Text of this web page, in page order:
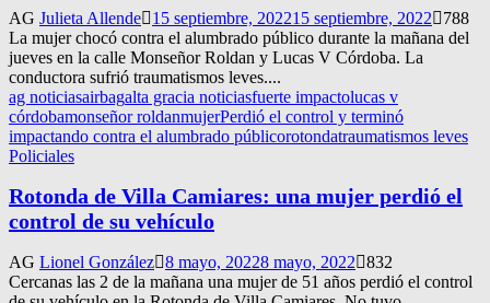
AG Julieta Allende 15 septiembre, 202215 septiembre, 2022
788
La mujer chocó contra el alumbrado público durante la mañana del
jueves en la calle Monseñor Roldan y Lucas V Córdoba. La
conductora sufrió traumatismos leves....
ag noticiasairbagalta gracia noticiasfuerte impactolucas v
córdobamonseñor roldanmujerPerdió el control y terminó
impactando contra el alumbrado públicorotondatraumatismos leves
Policiales
Rotonda de Villa Camiares: una mujer perdió el
control de su vehículo
AG Lionel González 8 mayo, 20228 mayo, 2022
832
Cercanas las 2 de la mañana una mujer de 51 años perdió el control